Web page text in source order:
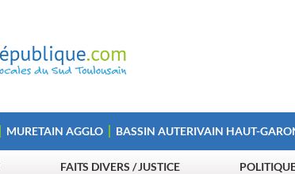
MURETAIN AGGLO BASSIN AUTERIVAIN HAUT-
FAITS DIVERS / JUSTICE